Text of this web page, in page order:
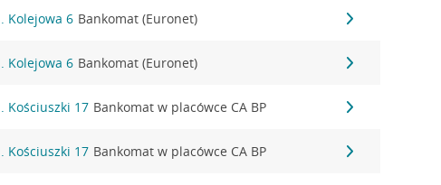
Kolejowa 6 Bankomat (Euronet)
Kolejowa 6 Bankomat (Euronet)
Kościuszki 17 Bankomat w placówce CA BP
Kościuszki 17 Bankomat w placówce CA BP